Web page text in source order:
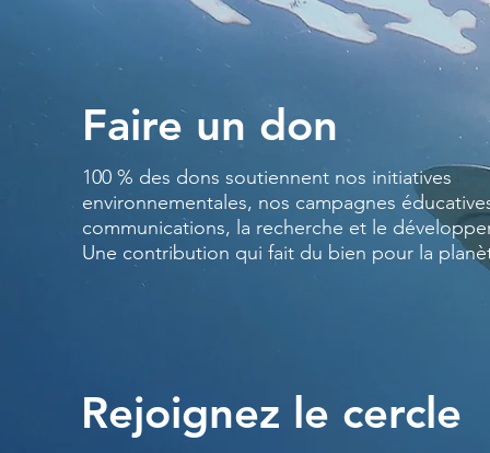
Faire un don
100 % des dons soutiennent nos initiatives
environnementales, nos campagnes
communications, la recherche et le
Une contribution qui fait du bien pour la
Rejoignez le cercle